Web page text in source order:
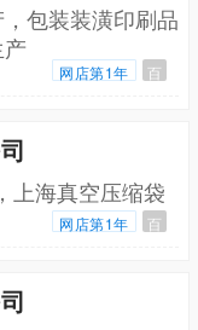
包装装潢印刷品
网店第1年 百
上海真空压缩袋
网店第1年 百